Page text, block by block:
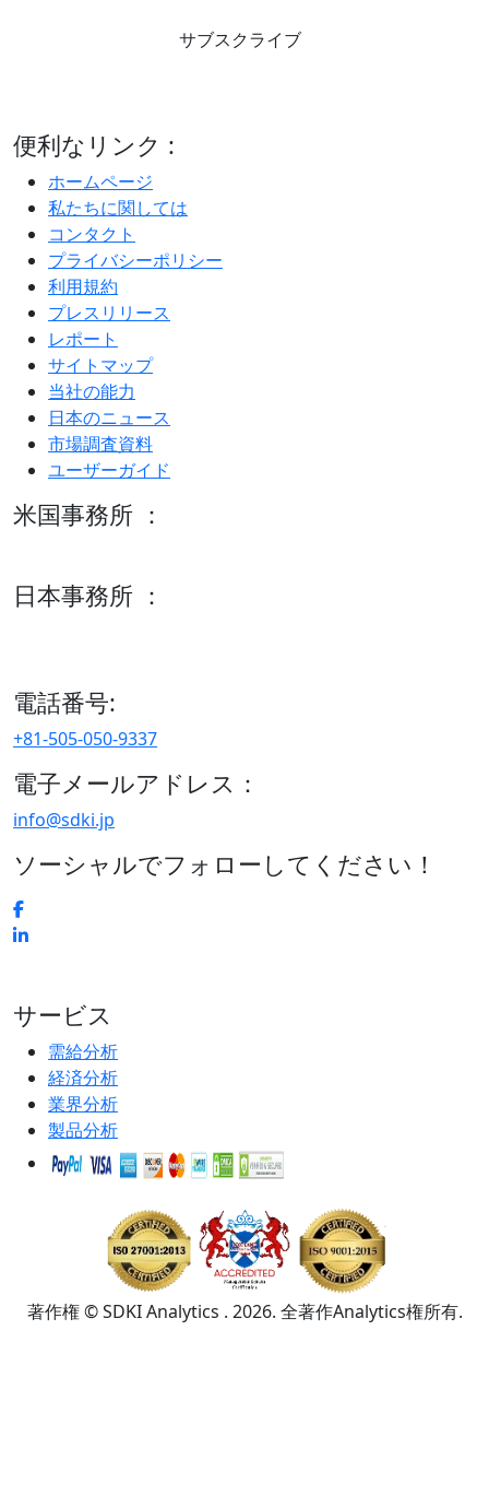
サブスクライブ
便利なリンク :
ホームページ
私たちに関しては
コンタクト
プライバシーポリシー
利用規約
プレスリリース
レポート
サイトマップ
当社の能力
日本のニュース
市場調査資料
ユーザーガイド
米国事務所 ：
日本事務所 ：
電話番号:
+81-505-050-9337
電子メールアドレス：
info@sdki.jp
ソーシャルでフォローしてください！
サービス
需給分析
経済分析
業界分析
製品分析
著作権 © SDKI Analytics . 2026. 全著作Analytics権所有.